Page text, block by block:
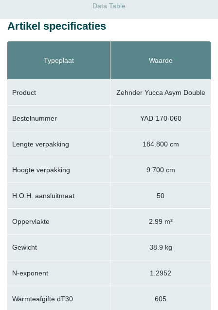
Data Table
Artikel specificaties
Typeplaat Waarde
Product Zehnder Yucca Asym Double
Bestelnummer YAD-170-060
Lengte verpakking 184.800 cm
Hoogte verpakking 9.700 cm
H.O.H. aansluitmaat 50
Oppervlakte 2.99 m²
Gewicht 38.9 kg
N-exponent 1.2952
Warmteafgifte dT30 605